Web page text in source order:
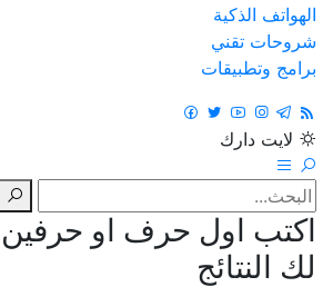
الهواتف الذكية
شروحات تقني
برامج وتطبيقات
لايت دارك
اكتب اول حرف او
لك النتائج